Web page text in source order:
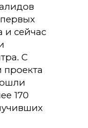
и сейчас
С
проекта
170